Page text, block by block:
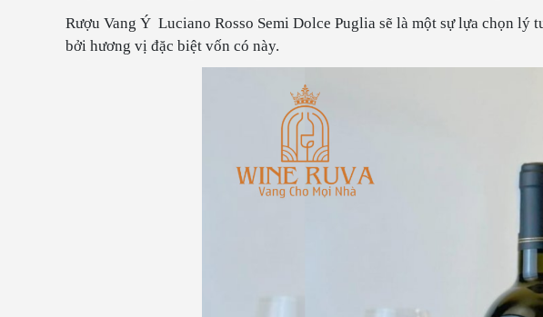
Rượu Vang Ý Luciano Rosso Semi Dolce Puglia sẽ là một sự lựa chọn
bởi hương vị đặc biệt vốn có này.